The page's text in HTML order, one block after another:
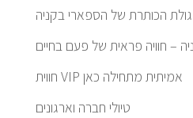
הכותרת של הספארי בקניה
חווית VIP אמיתית מתחילה כאן
טיולי חברה וארגונים